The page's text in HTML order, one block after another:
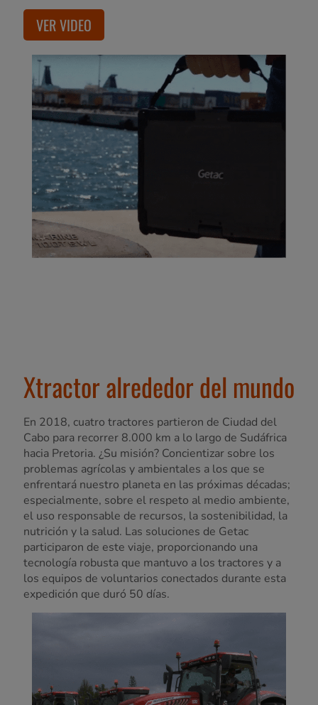
VER VIDEO
Xtractor alrededor del mundo
En 2018, cuatro tractores partieron de Ciudad del
Cabo para recorrer 8.000 km a lo largo de Sudáfrica
hacia Pretoria. ¿Su misión? Concientizar sobre los
problemas agrícolas y ambientales a los que se
enfrentará nuestro planeta en las próximas décadas;
especialmente, sobre el respeto al medio ambiente,
el uso responsable de recursos, la sostenibilidad, la
nutrición y la salud. Las soluciones de Getac
participaron de este viaje, proporcionando una
tecnología robusta que mantuvo a los tractores y a
los equipos de voluntarios conectados durante esta
expedición que duró 50 días.